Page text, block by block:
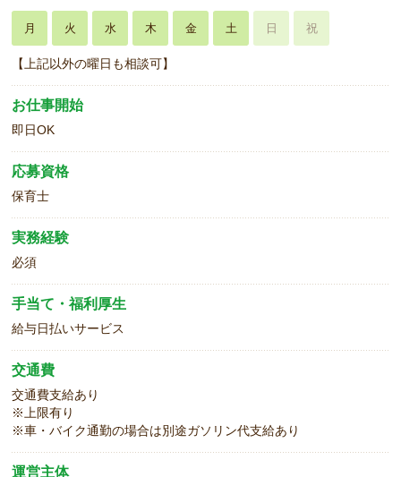
月 火 水 木 金 土 日 祝
【上記以外の曜日も相談可】
お仕事開始
即日OK
応募資格
保育士
実務経験
必須
手当て・福利厚生
給与日払いサービス
交通費
交通費支給あり
※上限有り
※車・バイク通勤の場合は別途ガソリン代支給あり
運営主体